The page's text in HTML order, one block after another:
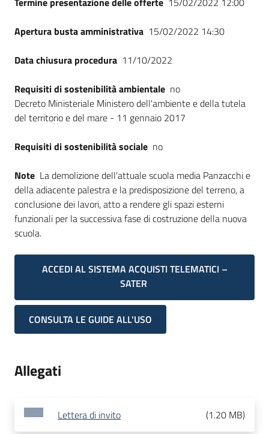
Apertura busta amministrativa 15/02/2022 14:30
Data chiusura procedura 11/10/2022
Requisiti di sostenibilità ambientale no
Decreto Ministeriale Ministero dell'ambiente e della tutela
del territorio e del mare - 11 gennaio 2017
Requisiti di sostenibilità sociale no
Note La demolizione dell’attuale scuola media Panzacchi e
della adiacente palestra e la predisposizione del terreno, a
conclusione dei lavori, atto a rendere gli spazi esterni
funzionali per la successiva fase di costruzione della nuova
scuola.
ACCEDI AL SISTEMA ACQUISTI TELEMATICI –
SATER
CONSULTA LE GUIDE ALL'USO
Allegati
Lettera di invito (1.20 MB)